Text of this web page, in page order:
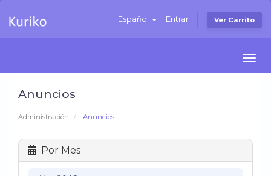
Español Entrar Ver Carrito
Anuncios
Administración Anuncios
Por Mes